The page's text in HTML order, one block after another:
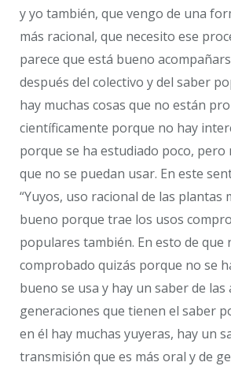
y yo también, que vengo de una
más racional, que necesito ese
parece que está bueno
después del colectivo y del saber
hay muchas cosas que no están
científicamente porque no hay
porque se ha estudiado poco, pero
que no se puedan usar. En este
“Yuyos, uso racional de las plantas
bueno porque trae los usos
populares también. En esto de que
comprobado quizás porque no se
bueno se usa y hay un saber de
generaciones que tienen el saber
en él hay muchas yuyeras, hay un
transmisión que es más oral y de